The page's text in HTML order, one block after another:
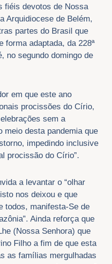
fiéis devotos de Nossa
Arquidiocese de Belém,
partes do Brasil que
forma adaptada, da 228ª
no segundo domingo de
em que este ano
procissões do Círio,
sem a
meio desta pandemia que
impedindo inclusive
procissão do Círio”.
a levantar o “olhar
nos deixou e que
todos, manifesta-Se de
Ainda reforça que
(Nossa Senhora) que
Filho a fim de que esta
as famílias mergulhadas